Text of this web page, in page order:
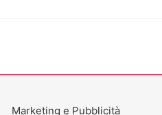
Marketing e Pubblicità